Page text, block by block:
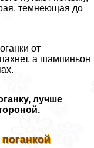
темнеющая до
от
а шампиньон
лучше